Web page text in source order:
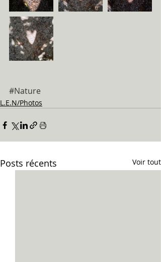
#Nature
L.E.N/Photos
Posts récents Voir tout